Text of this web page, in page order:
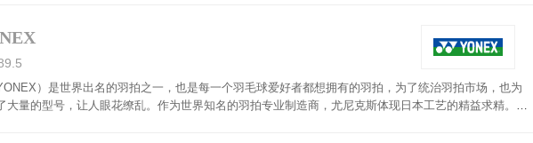
）是世界出名的羽拍之一，也是每一个羽毛球爱好者都想拥有的羽拍，为了统治羽拍市场，也为
大量的型号，让人眼花缭乱。作为世界知名的羽拍专业制造商，尤尼克斯体现日本工艺的精益求精。尤